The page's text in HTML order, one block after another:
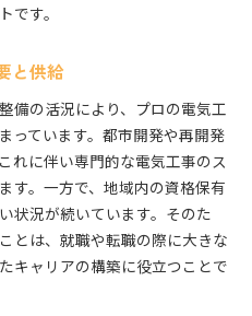
です。
と供給
備の活況により、プロの電気工
っています。都市開発や再開発
れに伴い専門的な電気工事のス
す。一方で、地域内の資格保有
状況が続いています。そのた
とは、就職や転職の際に大きな
キャリアの構築に役立つことで